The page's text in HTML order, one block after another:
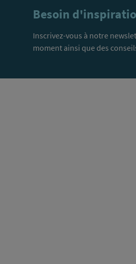
Besoin
Inscrivez-vous à notre
moment ainsi que des